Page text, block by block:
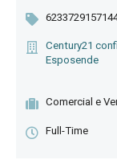
Century21
Esposende
Comercial e
Full-Time